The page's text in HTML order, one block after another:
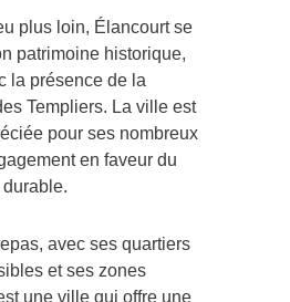
plus loin, Élancourt se
patrimoine historique,
la présence de la
Templiers. La ville est
pour ses nombreux
en faveur du
avec ses quartiers
et ses zones
une ville qui offre une